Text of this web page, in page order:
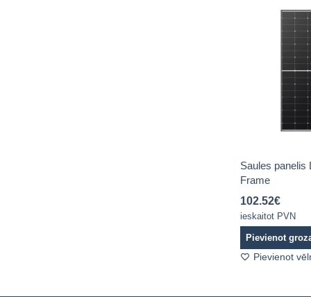
Saules panelis
Frame
102.52€
ieskaitot PVN
Pievienot
Pievienot